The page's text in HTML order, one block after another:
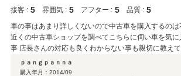
接客 : 5 雰囲気 : 5 アフター : 5 品質 : 5
車の事はあまり詳しくないので中古車を購入するの
近くの中古車ショップを調べてこちらに伺い車を気
事 店長さんの対応も良くわからない事も親切に教え
ショップを回らずに決められてよかったです。
ｐａｎｇｐａｎｎａ
購入年月： 2014/09